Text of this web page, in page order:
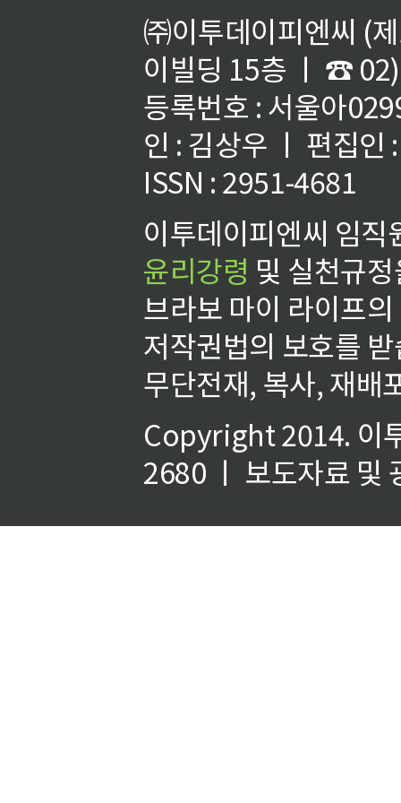
㈜이투데이피엔씨 (
이빌딩 15층 ㅣ ☎
등록번호 : 서울아
인 : 김상우 ㅣ 편집인
ISSN : 2951-4681
이투데이피엔씨 임
윤리강령 및 실천규
브라보 마이 라이프
저작권법의 보호를
무단전재, 복사, 재배
Copyright 2014. 이
2680 ㅣ 보도자료